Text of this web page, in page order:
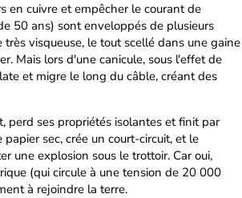
en cuivre et empêcher le courant de
50 ans) sont enveloppés de plusieurs
visqueuse, le tout scellé dans une gaine
Mais lors d'une canicule, sous l'effet de
et migre le long du câble, créant des
perd ses propriétés isolantes et finit par
sec, crée un court-circuit, et le
une explosion sous le trottoir. Car oui,
(qui circule à une tension de 20 000
à rejoindre la terre.